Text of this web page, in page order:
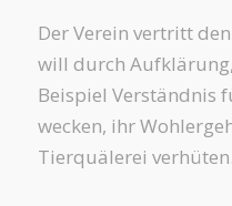
Der Verein vertritt
will durch
Beispiel Verständnis
wecken, ihr
Tierquälerei verhüten.